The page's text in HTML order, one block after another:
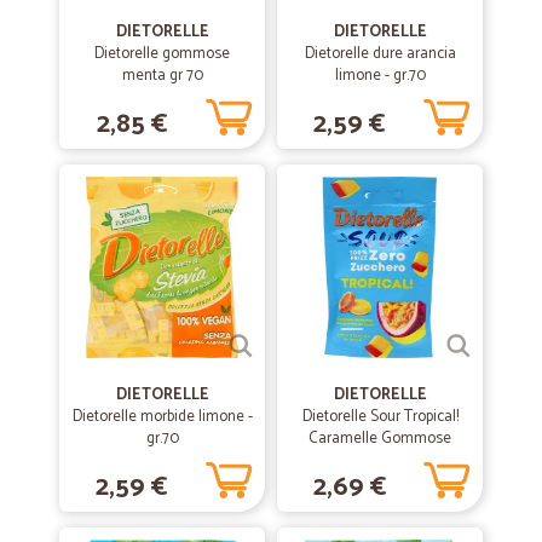
22/06/2021
—Silvia C.
affidabile e veloce
affidabile e veloce
— Maria M.
perfetto!
Sono soddisfatta,spedizione veloce in un giorno,merce
freschissima.Lo consiglio vivamente! grazie!
Servizio eccellente.
Servizio eccellente.. la spesa è arrivata nei tempi previsti.. imballaggio
super.. i vasetti di vetri imballati con pluriball singolarmente.. freschi
affettati e formaggi arrivati senza interruzione della catena del
freddo..in più inviati omaggi.. molto graditi come pensiero verso il
DIETORELLE
Dietorelle gommose
menta gr 70
2,85 €
DIETORELLE
Dietorelle dure arancia
limone - gr.70
2,59 €
DIETORELLE
Dietorelle morbide limone -
gr.70
2,59 €
DIETORELLE
Dietorelle Sour Tropical!
Caramelle Gommose
Mango e Passion Fruit 70 g
2,69 €